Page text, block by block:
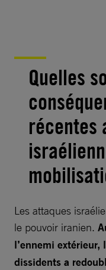
Quelles
récentes
Les attaques
le pouvoir iranien.
l’ennemi extérieur,
dissidents a